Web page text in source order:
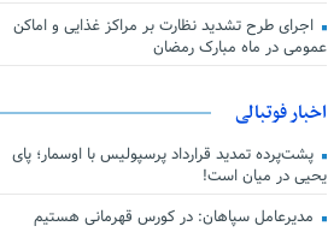
اجرای طرح تشدید نظارت بر مراکز غذایی و اماکن
عمومی در ماه مبارک رمضان
اخبار فوتبالی
پشت‌پرده تمدید قرارداد پرسپولیس با اوسمار؛ پای
یحیی در میان است!
مدیرعامل سپاهان: در کورس قهرمانی هستیم